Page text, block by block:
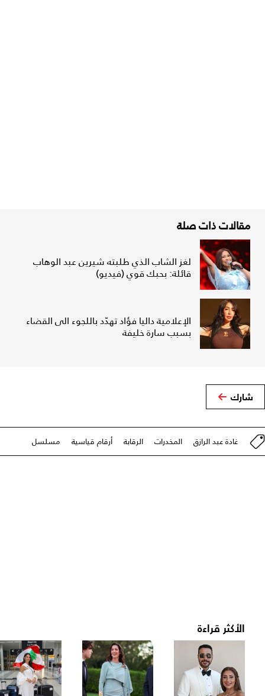
مقالات ذات صلة
لغز الشاب الذي طلبته شيرين عبد الوهاب
قائلة: بحبك قوي (فيديو)
الإعلامية داليا فؤاد تهدّد باللجوء الى القضاء
بسبب سارة خليفة
شارك
غادة عبد الرازق المخدرات الرقابة أرقام قياسية مسلسل
الأكثر قراءة